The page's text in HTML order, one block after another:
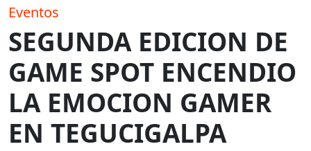
Eventos
SEGUNDA EDICION DE
GAME SPOT ENCENDIO
LA EMOCION GAMER
EN TEGUCIGALPA